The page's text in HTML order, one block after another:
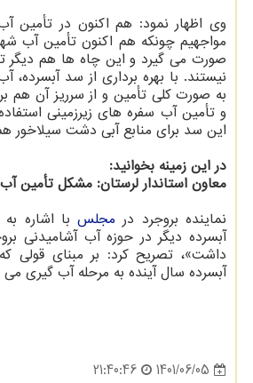
وی اظهار نمود: هم اکنون در تأمین
مواجهیم چونکه هم اکنون تأمین آب
صورت می گیرد و این چاه ها هم دیگر
نیستند. با بهره برداری از سد آبسرده،
به صورت کلی تأمین و از سرریز آن هم
و تأمین آب سفره های زیرزمینی
این سد برای منابع آبی دشت سیلاخور
در این زمینه بخوانید:
معاون استاندار لرستان: مشکل تأمین
نماینده بروجرد در مجلسبا اشاره به
آبسرده دیگر در حوزه آب آشامیدنی
داشت»، تصریح کرد: بر مبنای قولی
آبسرده سال آینده به مرحله آب گیری
1401/06/05
21:40:46